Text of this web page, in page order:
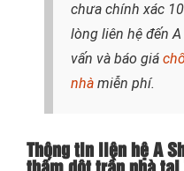
chưa chính xác
lòng liên hệ đến
vấn và báo giá
nhà miễn phí.
Thông tin liên hệ A